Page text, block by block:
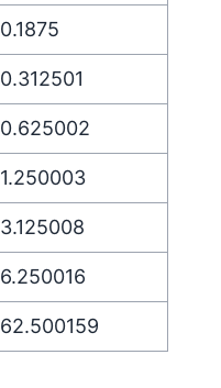
0.1875
0.312501
0.625002
1.250003
3.125008
6.250016
62.500159